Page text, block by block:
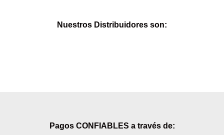
Nuestros Distribuidores son:
Pagos CONFIABLES a través de: